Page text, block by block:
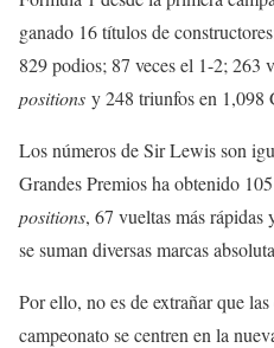
ganado 16 títulos de
829 podios; 87 veces el 1-2; 263
positions y 248 triunfos en 1,098
Los números de Sir Lewis son
Grandes Premios ha obtenido
positions, 67 vueltas más
se suman diversas marcas
Por ello, no es de extrañar que
campeonato se centren en la